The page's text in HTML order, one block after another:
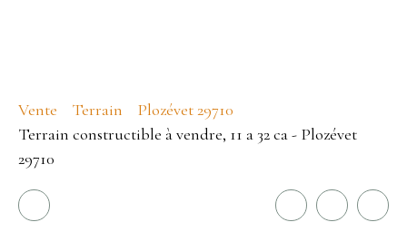
Vente Terrain
Plozévet 29710
Terrain constructible à vendre, 11 a 32 ca - Plozévet
29710